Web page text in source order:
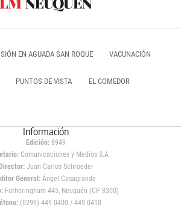
EN AGUADA SAN ROQUE VACUNACIÓN
PUNTOS DE VISTA EL COMEDOR
Información
Edición: 6949
Comunicaciones y Medios S.A
Director: Juan Carlos Schroeder
General:Ángel Casagrande
Fotheringham 445, Neuquén (CP 8300)
(0299) 449 0400 / 449 0410